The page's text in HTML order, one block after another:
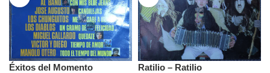
Éxitos del Momento Ratilio – Ratilio